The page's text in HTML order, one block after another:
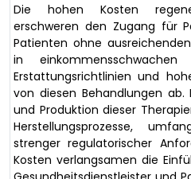
Die hohen Kosten
erschweren den Zugang für
Patienten ohne
in einkommensschwachen
Erstattungsrichtlinien und
von diesen Behandlungen ab.
und Produktion dieser
Herstellungsprozesse,
strenger regulatorischer
Kosten verlangsamen die